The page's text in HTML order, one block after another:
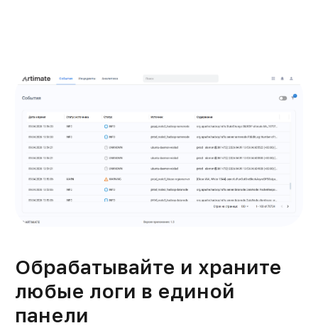
Обрабатывайте и храните
любые логи в единой
панели